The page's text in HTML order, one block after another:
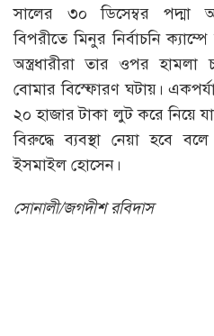
সালের ৩০ ডিসেম্বর পদ্মা
বিপরীতে মিনুর নির্বাচনি
অস্ত্রধারীরা তার ওপর হামলা
বোমার বিস্ফোরণ ঘটায়।
২০ হাজার টাকা লুট করে নিয়ে
বিরুদ্ধে ব্যবস্থা নেয়া হবে
ইসমাইল হোসেন।
সোনালী/জগদীশ রবিদাস